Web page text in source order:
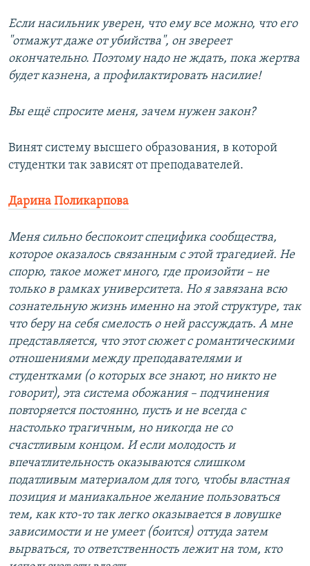
Если насильник уверен, что ему все можно, что его
"отмажут даже от убийства", он звереет
окончательно. Поэтому надо не ждать, пока жертва
будет казнена, а профилактировать насилие!
Вы ещё спросите меня, зачем нужен закон?
Винят систему высшего образования, в которой
студентки так зависят от преподавателей.
Дарина Поликарпова
Меня сильно беспокоит специфика сообщества,
которое оказалось связанным с этой трагедией. Не
спорю, такое может много, где произойти – не
только в рамках университета. Но я завязана всю
сознательную жизнь именно на этой структуре, так
что беру на себя смелость о ней рассуждать. А мне
представляется, что этот сюжет с романтическими
отношениями между преподавателями и
студентками (о которых все знают, но никто не
говорит), эта система обожания – подчинения
повторяется постоянно, пусть и не всегда с
настолько трагичным, но никогда не со
счастливым концом. И если молодость и
впечатлительность оказываются слишком
податливым материалом для того, чтобы властная
позиция и маниакальное желание пользоваться
тем, как кто-то так легко оказывается в ловушке
зависимости и не умеет (боится) оттуда затем
вырваться, то ответственность лежит на том, кто